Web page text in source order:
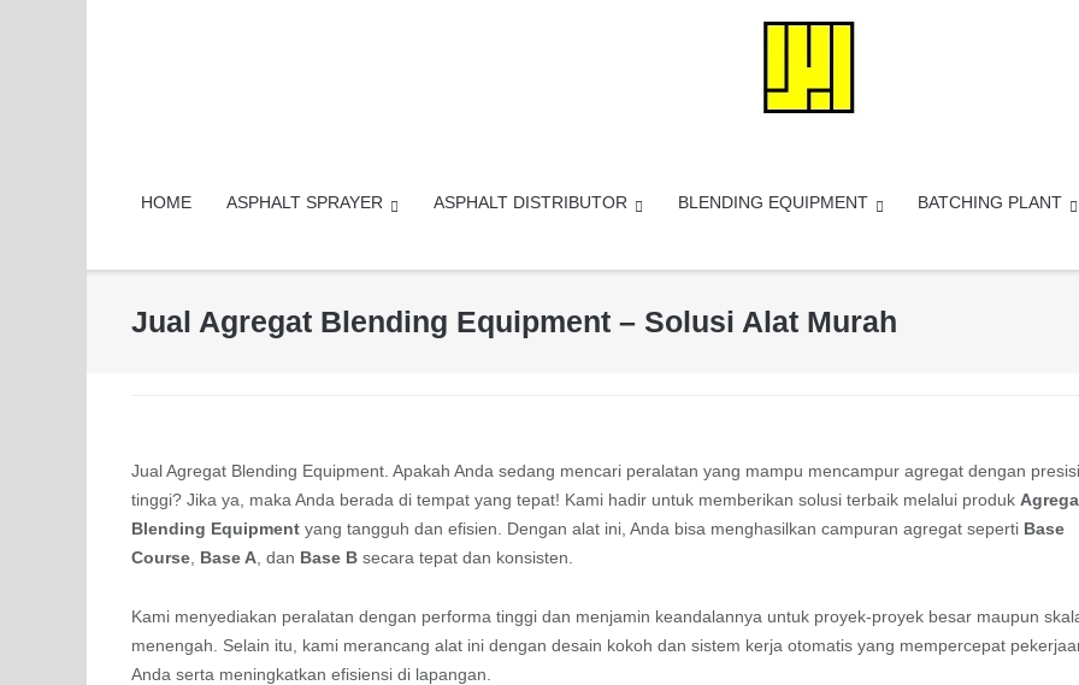
HOME ASPHALT SPRAYER ASPHALT DISTRIBUTOR BLENDING EQUIPMENT BATCHING PLANT
Jual Agregat Blending Equipment – Solusi Alat Murah
Jual Agregat Blending Equipment. Apakah Anda sedang mencari peralatan yang mampu mencampur agregat dengan
tinggi? Jika ya, maka Anda berada di tempat yang tepat! Kami hadir untuk memberikan solusi terbaik melalui produk
Blending Equipment yang tangguh dan efisien. Dengan alat ini, Anda bisa menghasilkan campuran agregat seperti Base
Course Base A , dan Base B secara tepat dan konsisten.
Kami menyediakan peralatan dengan performa tinggi dan menjamin keandalannya untuk proyek-proyek besar maupun
menengah. Selain itu, kami merancang alat ini dengan desain kokoh dan sistem kerja otomatis yang mempercepat
Anda serta meningkatkan efisiensi di lapangan.